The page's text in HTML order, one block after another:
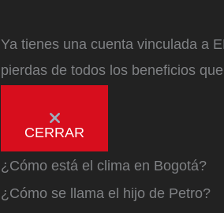
Ya tienes una cuenta vinculada a
pierdas de todos los beneficios
CERRAR
¿Cómo está el clima en Bogotá?
¿Cómo se llama el hijo de Petro?